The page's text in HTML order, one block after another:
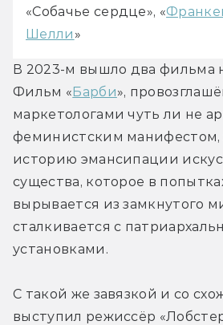
«Собачье сердце», «
Шелли »
В 2023-м вышло два фильма
Фильм «Барби»,
маркетологами чуть ли не
феминистским манифестом,
историю эмансипации
существа, которое в
вырывается из замкнутого
сталкивается с
установками.
С такой же завязкой и со
выступил режиссёр